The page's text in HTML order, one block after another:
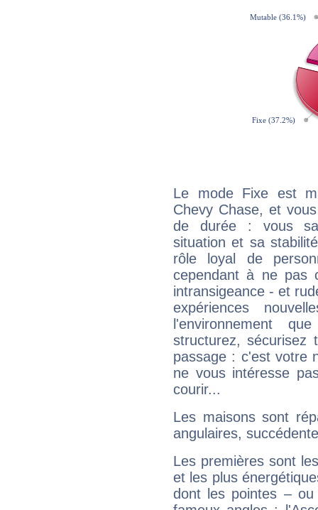
Le mode Fixe est
Chevy Chase, et
de durée : vous
situation et sa
rôle loyal de
cependant à ne pas
intransigeance - et
expériences
l'environnement
structurez, sécurisez
passage : c'est votre
ne vous intéresse
courir...
Les maisons sont
angulaires,
Les premières sont
et les plus
dont les pointes –